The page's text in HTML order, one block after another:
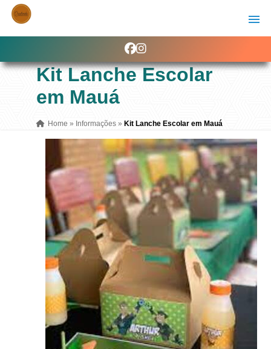
Kit Lanche Escolar
em Mauá
Home » Informações » Kit Lanche Escolar em Mauá